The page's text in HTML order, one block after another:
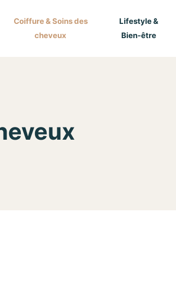
Coiffure & Soins des
cheveux
Lifestyle &
Bien-être